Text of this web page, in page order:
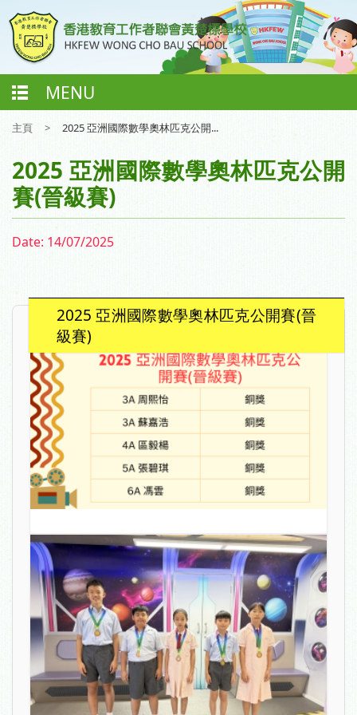
MENU
主頁 > 2025 亞洲國際數學奧林匹克公開...
2025 亞洲國際數學奧林匹克公開
賽(晉級賽)
Date: 14/07/2025
2025 亞洲國際數學奧林匹克公開賽(晉
級賽)